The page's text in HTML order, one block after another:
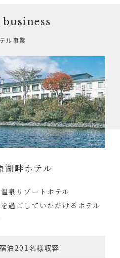
ル事業
湖畔ホテル
泉リゾートホテル
過ごしていただけるホテル
泊201名様収容